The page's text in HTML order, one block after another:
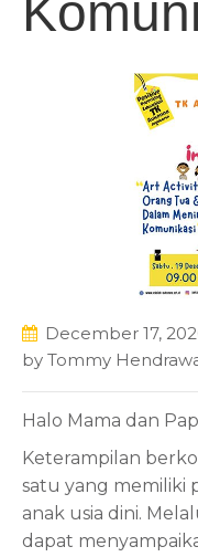
December 17,
by Tommy
Halo Mama dan
Keterampilan
satu yang memiliki
anak usia dini.
dapat